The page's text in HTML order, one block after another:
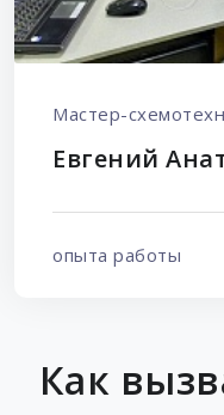
Мастер-
Евгений
опыта работы
Как